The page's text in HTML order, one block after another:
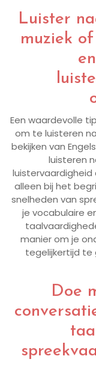
Luister
muziek
Een waardevolle
om te luisteren
bekijken van
luisteren
luistervaardigheid
alleen bij het
snelheden van
je vocabulaire
manier om je
tegelijkertijd te
Doe